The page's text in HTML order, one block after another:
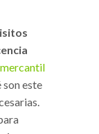
son este